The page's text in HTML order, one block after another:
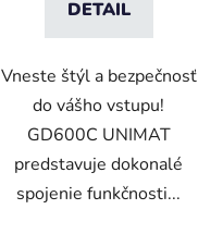
DETAIL
Vneste štýl a bezpečnosť
do vášho vstupu!
GD600C UNIMAT
predstavuje dokonalé
spojenie funkčnosti...